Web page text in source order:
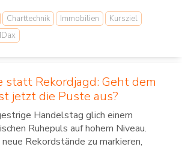
Charttechnik Immobilien
Kursziel
statt Rekordjagd: Geht dem
jetzt die Puste aus?
Handelstag glich einem
Ruhepuls auf hohem Niveau.
neue Rekordstände zu markieren,